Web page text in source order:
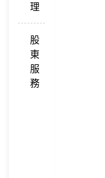
理
股
東
服
務